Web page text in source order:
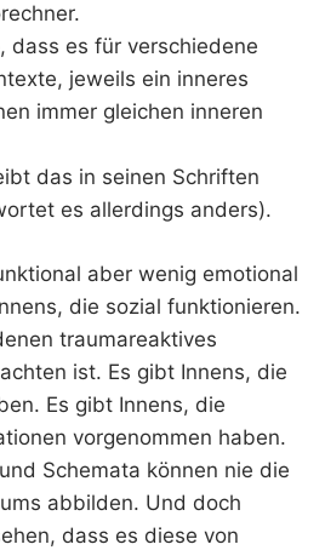
dass es für verschiedene
jeweils ein inneres
immer gleichen inneren
das in seinen Schriften
es allerdings anders).
aber wenig emotional
die sozial funktionieren.
traumareaktives
ist. Es gibt Innens, die
Es gibt Innens, die
vorgenommen haben.
Schemata können nie die
abbilden. Und doch
dass es diese von